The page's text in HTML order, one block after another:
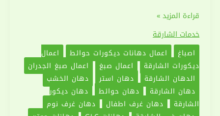
شركة
دهان
في
الشارقة
|0551030094|
اعمال
صبغ
قراءة المزيد »
خدمات الشارقة
اصباغ اعمال دهانات ديكورات حوائط
اعمال
ديكورات الشارقة
اعمال صبغ
اعمال صبغ الجدران
الدهان الشارقة
دهان استر
دهان الخشب
دهان الشارقة
دهان حوائط
دهان ديكور
الشارقة
دهان غرف اطفال
دهان غرف نوم